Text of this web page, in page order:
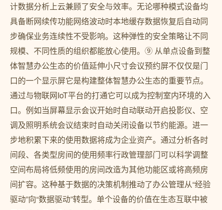
计数据分析上云兼顾了安全与效率。无论哪种模式设备均
具备断网续传功能网络波动时本地缓存数据恢复后自动同
步确保业务连续性不受影响。这种弹性的安全策略让不同
规模、不同性质的组织都能放心使用。⑨ 从单点设备到整
体智慧办公生态的价值延伸小尺寸会议预约屏不仅仅是门
口的一个显示屏它是构建整体智慧办公生态的重要节点。
通过与物联网IoT平台的打通它可以成为控制室内环境的入
口。例如当屏幕显示会议开始时自动联动开启投影仪、空
调及照明系统会议结束时自动关闭设备以节约能源。进一
步地积累下来的使用数据将成为企业资产。通过分析各时
间段、各类型房间的使用频率行政管理部门可以科学调整
空间布局将低频使用的房间改造为其他功能区或将高频房
间扩容。这种基于数据的决策机制推动了办公管理从“经验
驱动”向“数据驱动”转型。单个设备的价值在生态互联中被